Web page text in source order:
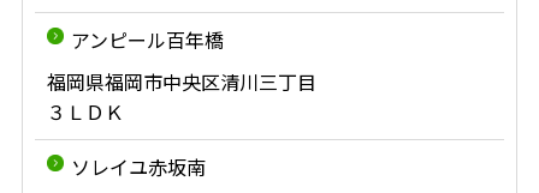
アンピール百年橋
福岡県福岡市中央区清川三丁目
３ＬＤＫ
ソレイユ赤坂南